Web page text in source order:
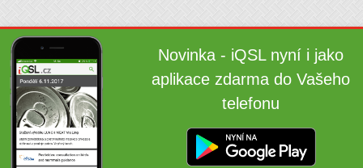
Novinka - iQSL nyní i jako
aplikace zdarma do Vašeho
telefonu